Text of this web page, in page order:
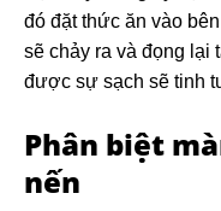
đó đặt thức ăn vào
sẽ chảy ra và đọng lại
được sự sạch sẽ tinh
Phân biệt
nến